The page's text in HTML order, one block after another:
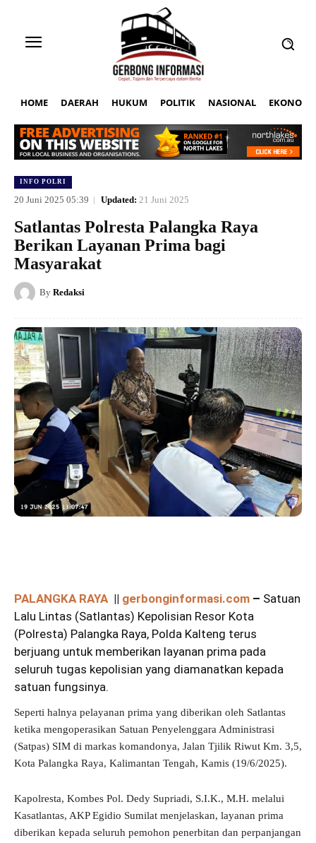
HOME DAERAH HUKUM POLITIK NASIONAL EKONOMI
INFO POLRI
20 Juni 2025 05:39 Updated: 21 Juni 2025
Satlantas Polresta Palangka Raya
Berikan Layanan Prima bagi
Masyarakat
By Redaksi
PALANGKA RAYA || gerbonginformasi.com – Satuan
Lalu Lintas (Satlantas) Kepolisian Resor Kota
(Polresta) Palangka Raya, Polda Kalteng terus
berjuang untuk memberikan layanan prima pada
seluruh tugas kepolisian yang diamanatkan kepada
satuan fungsinya.
Seperti halnya pelayanan prima yang diberikan oleh Satlantas
ketika mengoperasikan Satuan Penyelenggara Administrasi
(Satpas) SIM di markas komandonya, Jalan Tjilik Riwut Km. 3,5,
Kota Palangka Raya, Kalimantan Tengah, Kamis (19/6/2025).
Kapolresta, Kombes Pol. Dedy Supriadi, S.I.K., M.H. melalui
Kasatlantas, AKP Egidio Sumilat menjelaskan, layanan prima
diberikan kepada seluruh pemohon penerbitan dan perpanjangan